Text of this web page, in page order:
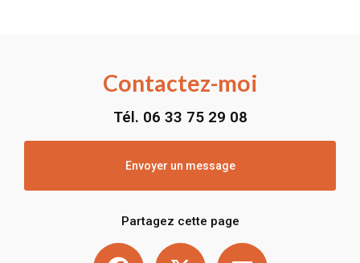
Contactez-moi
Tél. 06 33 75 29 08
Envoyer un message
Partagez cette page
Facebook